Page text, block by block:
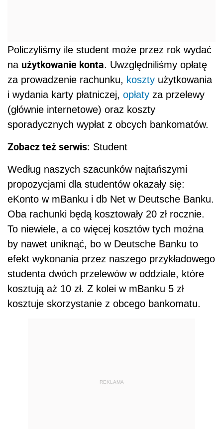
Policzyliśmy ile student może przez rok wydać
na użytkowanie konta. Uwzględniliśmy opłatę
za prowadzenie rachunku, koszty użytkowania
i wydania karty płatniczej, opłaty za przelewy
(głównie internetowe) oraz koszty
sporadycznych wypłat z obcych bankomatów.
Zobacz też serwis: Student
Według naszych szacunków najtańszymi
propozycjami dla studentów okazały się:
eKonto w mBanku i db Net w Deutsche Banku.
Oba rachunki będą kosztowały 20 zł rocznie.
To niewiele, a co więcej kosztów tych można
by nawet uniknąć, bo w Deutsche Banku to
efekt wykonania przez naszego przykładowego
studenta dwóch przelewów w oddziale, które
kosztują aż 10 zł. Z kolei w mBanku 5 zł
kosztuje skorzystanie z obcego bankomatu.
REKLAMA